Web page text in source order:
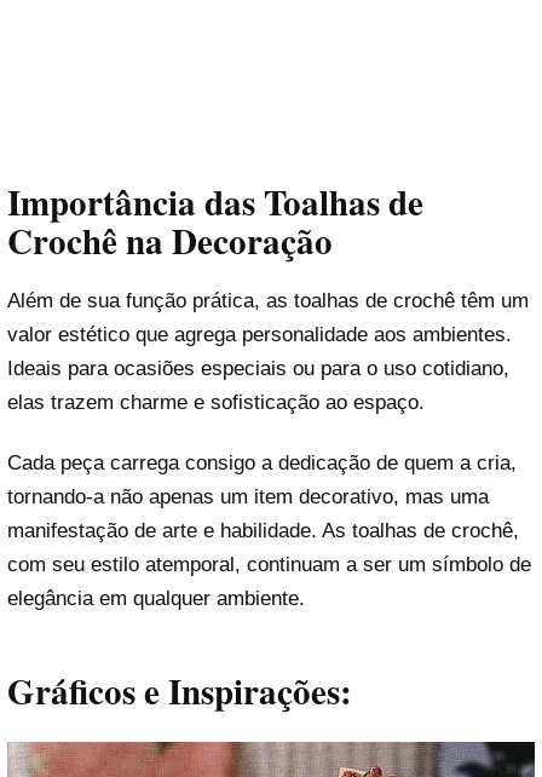
Importância das Toalhas de
Crochê na Decoração
Além de sua função prática, as toalhas de crochê têm um
valor estético que agrega personalidade aos ambientes.
Ideais para ocasiões especiais ou para o uso cotidiano,
elas trazem charme e sofisticação ao espaço.
Cada peça carrega consigo a dedicação de quem a cria,
tornando-a não apenas um item decorativo, mas uma
manifestação de arte e habilidade. As toalhas de crochê,
com seu estilo atemporal, continuam a ser um símbolo de
elegância em qualquer ambiente.
Gráficos e Inspirações: